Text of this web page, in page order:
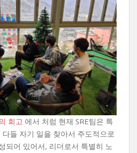
회고 에서 처럼 현재 SRE팀은 특
들 자기 일을 찾아서 주도적으로
되어 있어서, 리더로서 특별히 노